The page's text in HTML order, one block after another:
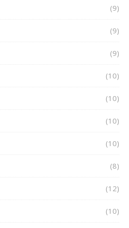
(9)
(9)
(9)
(10)
(10)
(10)
(10)
(8)
(12)
(10)